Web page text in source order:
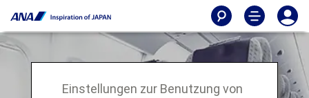
Einstellungen zur Benutzung von